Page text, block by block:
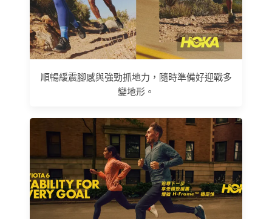
順暢緩震腳感與強勁抓地力，隨時準備好迎戰多
變地形。